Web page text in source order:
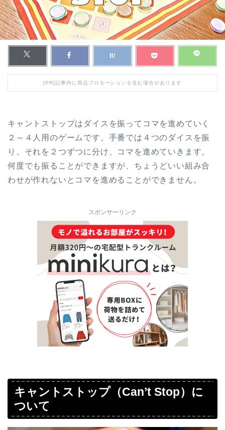
[PR]記事内に商品プロモーションを含む場合があります
キャントストップはダイスを振ってコマを進めていく
２～４人用のゲームです。手番では４つのダイスを振
り、それを２つずつに分け、コマを進めていきます。
何度でも振ることができますが、ちょうどいい組み合
わせが作れないとコマを進めることができません。
スポンサーリンク
キャントストップ（Can’t Stop）に
ついて